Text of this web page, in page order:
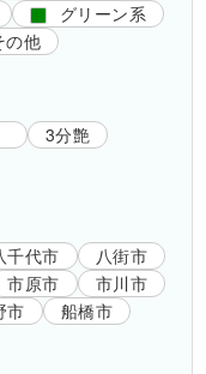
グリーン系
の他
3分艶
千代市
八街市
市原市
市川市
市
船橋市